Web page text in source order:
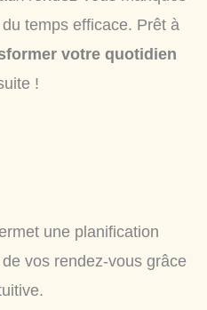
temps efficace. Prêt à
votre quotidien
!
une planification
vos rendez-vous grâce